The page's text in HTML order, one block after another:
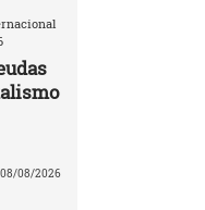
08/08/2026